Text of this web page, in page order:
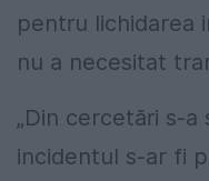
pentru lichidarea
nu a necesitat
„Din cercetări s-
incidentul s-ar fi